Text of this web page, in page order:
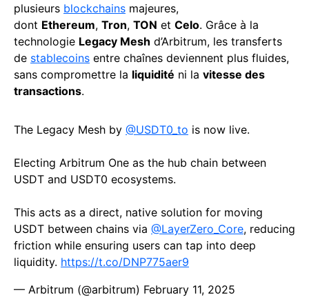
plusieurs blockchains majeures,
dont Ethereum, Tron, TON et Celo. Grâce à la
technologie Legacy Mesh d’Arbitrum, les transferts
de stablecoins entre chaînes deviennent plus fluides,
sans compromettre la liquidité ni la vitesse des
transactions.
The Legacy Mesh by @USDT0_to is now live.
Electing Arbitrum One as the hub chain between
USDT and USDT0 ecosystems.
This acts as a direct, native solution for moving
USDT between chains via @LayerZero_Core, reducing
friction while ensuring users can tap into deep
liquidity. https://t.co/DNP775aer9
— Arbitrum (@arbitrum) February 11, 2025